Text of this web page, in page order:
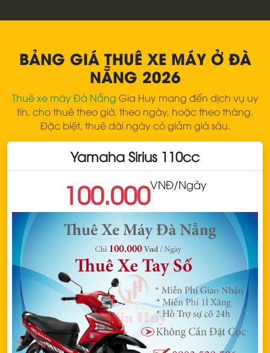
BẢNG GIÁ THUÊ XE MÁY Ở ĐÀ
NẴNG 2026
Thuê xe máy Đà Nẵng Gia Huy mang đến dịch vụ uy
tín, cho thuê theo giờ, theo ngày, hoặc theo tháng.
Đặc biệt, thuê dài ngày có giảm giá sâu.
Yamaha Sirius 110cc
100.000VNĐ/Ngày